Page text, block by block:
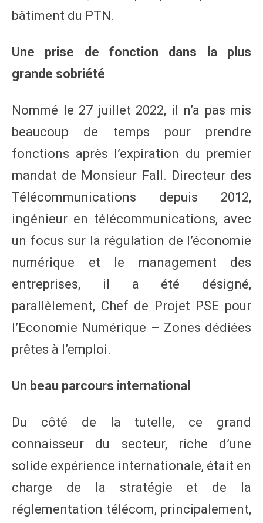
bâtiment du PTN.
Une prise de fonction dans la plus
grande sobriété
Nommé le 27 juillet 2022, il n’a pas mis
beaucoup de temps pour prendre
fonctions après l’expiration du premier
mandat de Monsieur Fall. Directeur des
Télécommunications depuis 2012,
ingénieur en télécommunications, avec
un focus sur la régulation de l’économie
numérique et le management des
entreprises, il a été désigné,
parallèlement, Chef de Projet PSE pour
l’Economie Numérique – Zones dédiées
prêtes à l’emploi.
Un beau parcours international
Du côté de la tutelle, ce grand
connaisseur du secteur, riche d’une
solide expérience internationale, était en
charge de la stratégie et de la
réglementation télécom, principalement,